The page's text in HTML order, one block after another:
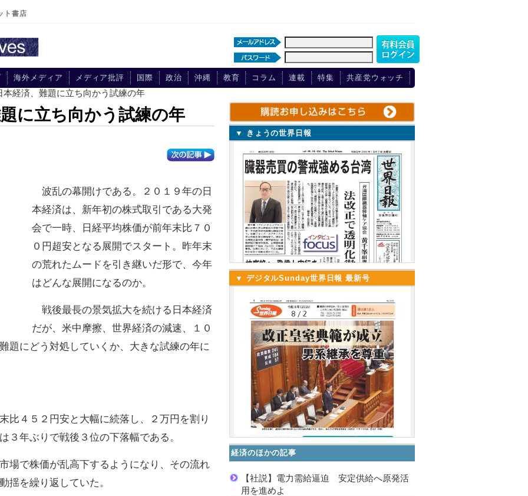
ト書店
海外メディア メディア批評 国際 政治 沖縄 教育 コラム 連載 特集 共産党ウォッチ
経済、難題に立ち向かう試練の年
に立ち向かう試練の年
波乱の幕開けである。２０１９年の日
本経済は、新年初の株式取引である大発
会で一時、日経平均株価が前年末比７０
０円超安となる展開でスタート。昨年末
の荒れたムードを引き継いだ形で、今年
はどんな展開になるのか。
戦後最長の景気拡大を続ける日本経済
だが、米中摩擦、世界経済の減速、１０
題にどう対処していくか、大きな試練の年に
４５２円安と大幅に続落し、２万円を割り
３年ぶりで戦後３位の下落幅である。
で株価が乱高下するようになり、その流れ
揺を繰り返していた。
▼ きょうの世界日報
▼ デジタルSunday世界日報 最新号
経済のほかの記事
【社説】電力需給逼迫 安定供給へ原発活
用を進めよ